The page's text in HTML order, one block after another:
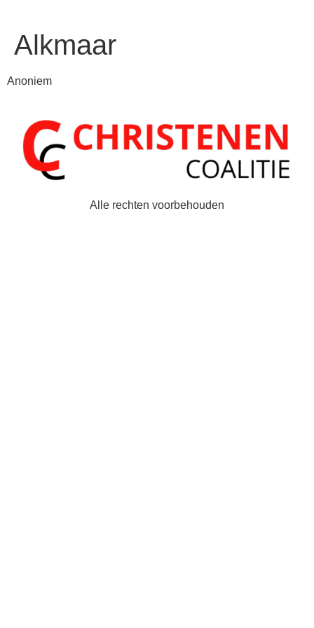
Alkmaar
Anoniem
Alle rechten voorbehouden